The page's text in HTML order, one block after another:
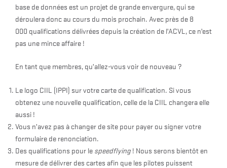
base de données est un projet de grande envergure, qui se
déroulera donc au cours du mois prochain. Avec près de 8
000 qualifications délivrées depuis la création de l’ACVL, ce n’est
pas une mince affaire !
En tant que membres, qu’allez-vous voir de nouveau ?
Le logo CIIL (IPPI) sur votre carte de qualification. Si vous
obtenez une nouvelle qualification, celle de la CIIL changera elle
aussi !
Vous n’avez pas à changer de site pour payer ou signer votre
formulaire de renonciation.
Des qualifications pour lespeedflying! Nous serons bientôt en
mesure de délivrer des cartes afin que les pilotes puissent